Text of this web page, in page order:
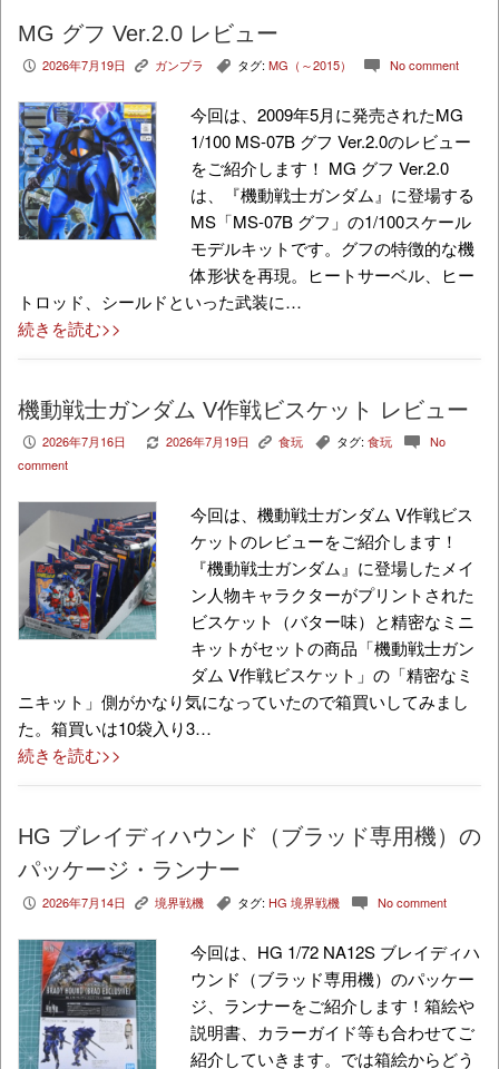
MG グフ Ver.2.0 レビュー
P 2026年7月19日 K ガンプラ , タグ: MG（～2015） c No comment
今回は、2009年5月に発売されたMG
1/100 MS-07B グフ Ver.2.0のレビュー
をご紹介します！ MG グフ Ver.2.0
は、『機動戦士ガンダム』に登場する
MS「MS-07B グフ」の1/100スケール
モデルキットです。グフの特徴的な機
体形状を再現。ヒートサーベル、ヒー
トロッド、シールドといった武装に…
続きを読む>>
機動戦士ガンダム V作戦ビスケット レビュー
P 2026年7月16日 V 2026年7月19日 K 食玩 , タグ: 食玩 c No
comment
今回は、機動戦士ガンダム V作戦ビス
ケットのレビューをご紹介します！
『機動戦士ガンダム』に登場したメイ
ン人物キャラクターがプリントされた
ビスケット（バター味）と精密なミニ
キットがセットの商品「機動戦士ガン
ダム V作戦ビスケット」の「精密なミ
ニキット」側がかなり気になっていたので箱買いしてみまし
た。箱買いは10袋入り3…
続きを読む>>
HG ブレイディハウンド（ブラッド専用機）の
パッケージ・ランナー
P 2026年7月14日 K 境界戦機 , タグ: HG 境界戦機 c No comment
今回は、HG 1/72 NA12S ブレイディハ
ウンド（ブラッド専用機）のパッケー
ジ、ランナーをご紹介します！箱絵や
説明書、カラーガイド等も合わせてご
紹介していきます。では箱絵からどう